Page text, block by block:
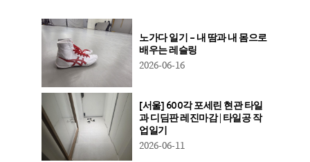
노가다 일기 – 내 땀과 내 몸으로
배우는 레슬링
2026-06-16
[서울] 600각 포세린 현관 타일
과 디딤판 레진마감 | 타일공 작
업일기
2026-06-11